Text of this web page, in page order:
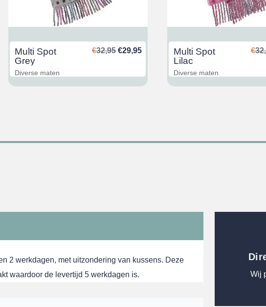
Multi Spot
Grey
€32,95 Oorspronkelijke
€32,95.
€29,95Huidige
€29,95.
Diverse maten
Multi Spot
Lilac
€
Diverse maten
2 werkdagen, met uitzondering van kussens. Deze
waardoor de levertijd 5 werkdagen is.
Wij